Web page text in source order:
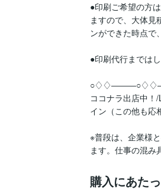
●印刷ご希望の方
ますので、大体見
ンができた時点で
●印刷代行までは
ココナラ出店中！
イン（この他も応
※普段は、企業様
ます。仕事の混み
購入にあた